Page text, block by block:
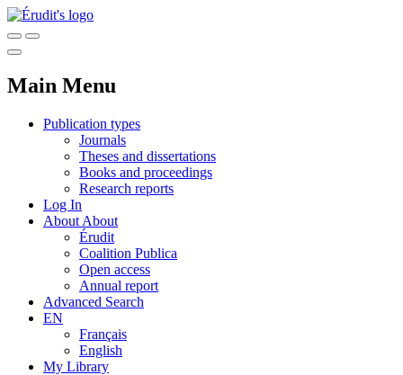
Main Menu
Publication types
Journals
Theses and dissertations
Books and proceedings
Research reports
Log In
About About
Érudit
Coalition Publica
Open access
Annual report
Advanced Search
EN
Français
English
My Library